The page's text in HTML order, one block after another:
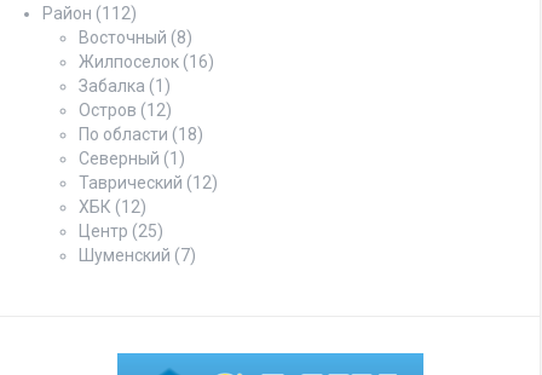
Район (112)
Восточный (8)
Жилпоселок (16)
Забалка (1)
Остров (12)
По области (18)
Северный (1)
Таврический (12)
ХБК (12)
Центр (25)
Шуменский (7)